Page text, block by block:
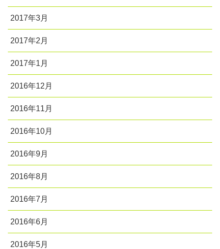
2017年3月
2017年2月
2017年1月
2016年12月
2016年11月
2016年10月
2016年9月
2016年8月
2016年7月
2016年6月
2016年5月